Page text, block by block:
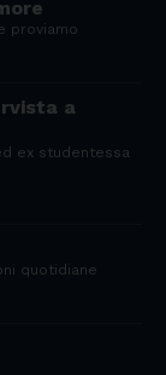
proviamo
a
ex studentessa
quotidiane